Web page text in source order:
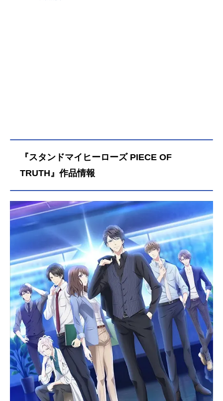
『スタンドマイヒーローズ PIECE OF
TRUTH』作品情報